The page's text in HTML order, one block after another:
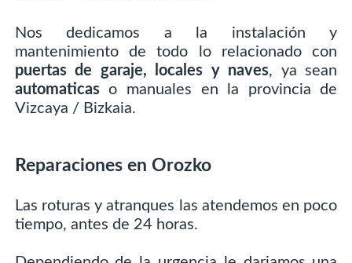
Nos dedicamos a la instalación y
mantenimiento de todo lo relacionado con
puertas de garaje, locales y naves, ya sean
automaticaso manuales en la provincia de
Vizcaya / Bizkaia.
Reparaciones en Orozko
Las roturas y atranques las atendemos en poco
tiempo, antes de 24 horas.